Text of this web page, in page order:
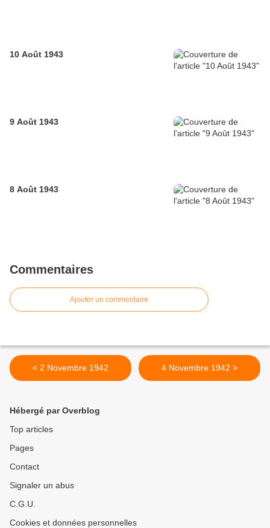
10 Août 1943
9 Août 1943
8 Août 1943
Commentaires
Ajouter un commentaire
< 2 Novembre 1942 4 Novembre 1942 >
Hébergé par Overblog
Top articles
Pages
Contact
Signaler un abus
C.G.U.
Cookies et données personnelles